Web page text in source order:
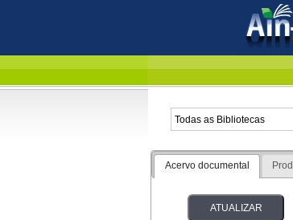
Acervo documental